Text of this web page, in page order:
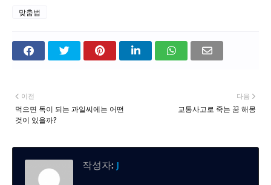
맞춤법
다음
교통사고로 죽는 꿈 해몽
이전
먹으면 독이 되는 과일씨에는 어떤
것이 있을까?
작성자: J